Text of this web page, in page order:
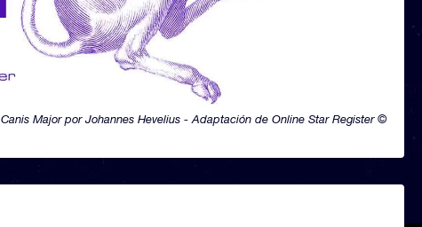
Canis Major por Johannes Hevelius - Adaptación de Online Star Register ©